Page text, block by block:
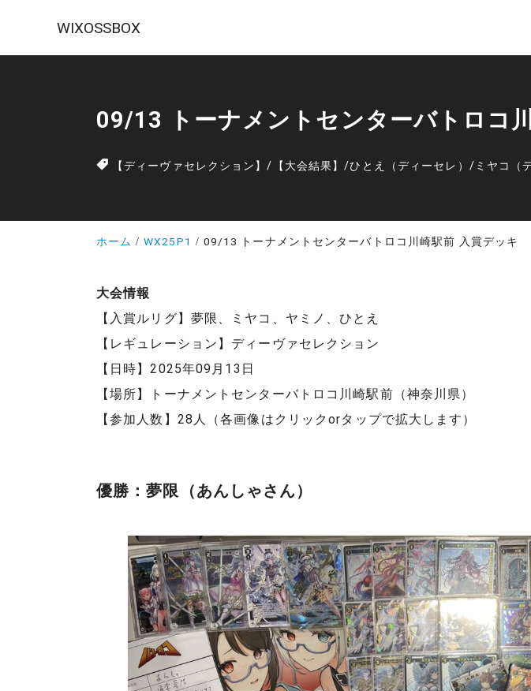
WIXOSSBOX
09/13 トーナメントセンターバトロコ
【ディーヴァセレクション】/ 【大会結果】/ひとえ（ディーセレ） / ミヤコ（
ホーム WX25P1 09/13 トーナメントセンターバトロコ川崎駅前 入賞デッキ
大会情報
【入賞ルリグ】夢限、ミヤコ、ヤミノ、ひとえ
【レギュレーション】ディーヴァセレクション
【日時】2025年09月13日
【場所】トーナメントセンターバトロコ川崎駅前（神奈川県）
【参加人数】28人（各画像はクリックorタップで拡大します）
優勝：夢限（あんしゃさん）